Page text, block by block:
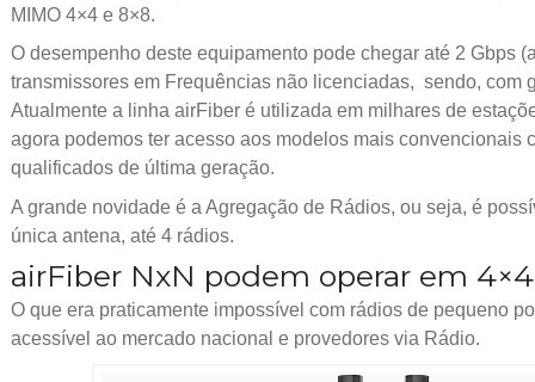
MIMO 4×4 e 8×8.
O desempenho deste equipamento pode chegar até 2 Gbps
transmissores em Frequências não licenciadas, sendo, com
Atualmente a linha airFiber é utilizada em milhares de
agora podemos ter acesso aos modelos mais convencionais
qualificados de última geração.
A grande novidade é a Agregação de Rádios, ou seja, é
única antena, até 4 rádios.
airFiber NxN podem operar em
O que era praticamente impossível com rádios de pequeno
acessível ao mercado nacional e provedores via Rádio.